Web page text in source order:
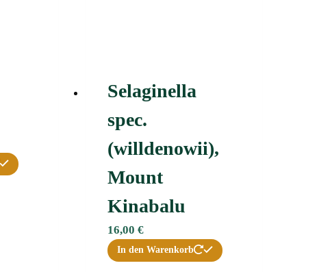
Selaginella
spec.
(willdenowii),
Mount
Kinabalu
16,00 €
In den Warenkorb